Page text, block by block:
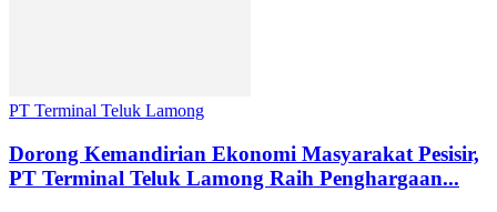
PT Terminal Teluk Lamong
Dorong Kemandirian Ekonomi Masyarakat Pesisir,
PT Terminal Teluk Lamong Raih Penghargaan...